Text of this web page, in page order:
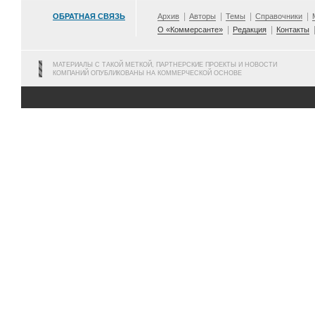
ОБРАТНАЯ СВЯЗЬ Архив Авторы Темы Справочники
О «Коммерсанте»
Редакция Контакты
МАТЕРИАЛЫ С ТАКОЙ МЕТКОЙ, ПАРТНЕРСКИЕ ПРОЕКТЫ И НОВОСТИ
КОМПАНИЙ ОПУБЛИКОВАНЫ НА КОММЕРЧЕСКОЙ ОСНОВЕ